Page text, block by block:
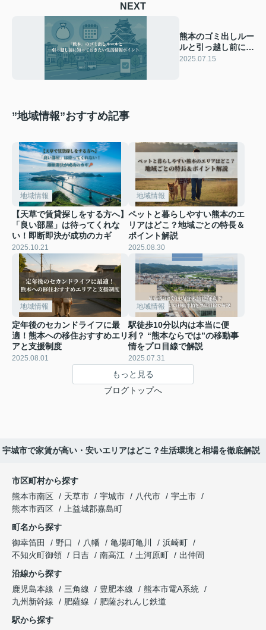
NEXT
熊本のゴミ出しルー
ルと引っ越し前に知
っておきたい生活情
2025.07.15
”地域情報”おすすめ記事
地域情報
【天草で賃貸探しをする方へ】
「良い部屋」は待ってくれな
い！即断即決が成功のカギ
2025.10.21
地域情報
ペットと暮らしやすい熊本のエ
リアはどこ？地域ごとの特長＆
ポイント解説
2025.08.30
地域情報
定年後のセカンドライフに最
適！熊本への移住おすすめエリ
アと支援制度
2025.08.01
地域情報
駅徒歩10分以内は本当に便
利？ “熊本ならでは”の移動事
情をプロ目線で解説
2025.07.31
もっと見る
ブログトップへ
宇城市で家賃が高い・安いエリアはどこ？生活環境と相場を徹底解説
市区町村から探す
熊本市南区
天草市 宇城市 八代市
宇土市
熊本市西区
上益城郡嘉島町
町名から探す
御幸笛田
野口 八幡 亀場町亀川
浜崎町
不知火町御領
日吉 南高江 土河原町
出仲間
沿線から探す
鹿児島本線
三角線 豊肥本線
熊本市電A系統
九州新幹線
肥薩線
肥薩おれんじ鉄道
駅から探す